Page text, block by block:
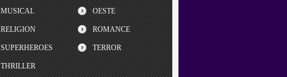
MUSICAL OESTE
RELIGION ROMANCE
SUPERHEROES TERROR
THRILLER